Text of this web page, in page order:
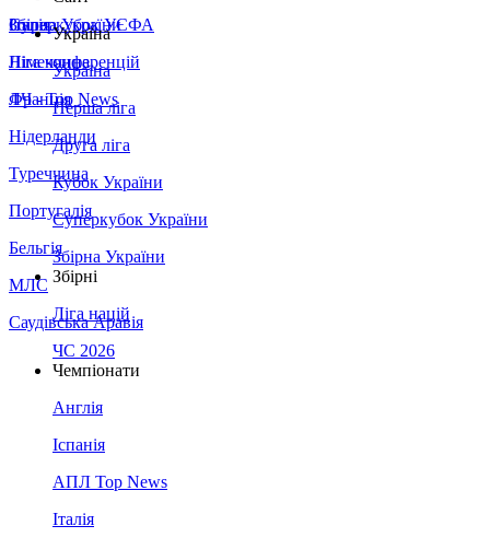
Збірна України
Італія
Німеччина
Франція
Нідерланди
Туреччина
Португалія
Бельгія
МЛС
Саудівська Аравія
Суперкубок УЄФА
Ліга конференцій
ЛЧ - Top News
Україна
Україна
Перша ліга
Друга ліга
Кубок України
Суперкубок України
Збірна України
Збірні
Ліга націй
ЧС 2026
Чемпіонати
Англія
Іспанія
АПЛ Top News
Італія